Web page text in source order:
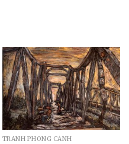
TRANH PHONG CẢNH